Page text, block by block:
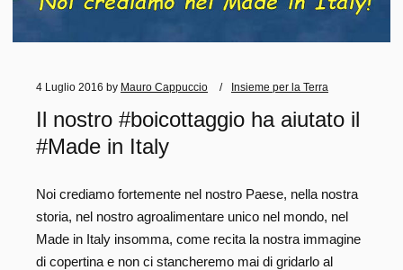
4 Luglio 2016 by Mauro Cappuccio Insieme per la Terra
Il nostro #boicottaggio ha aiutato il
#Made in Italy
Noi crediamo fortemente nel nostro Paese, nella nostra
storia, nel nostro agroalimentare unico nel mondo, nel
Made in Italy insomma, come recita la nostra immagine
di copertina e non ci stancheremo mai di gridarlo al